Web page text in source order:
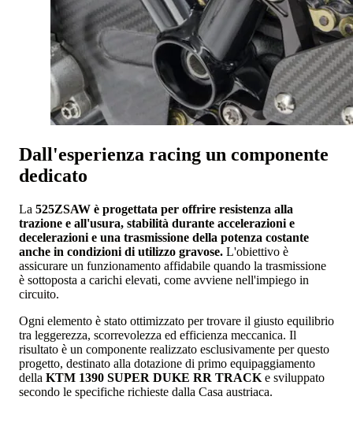
Dall'esperienza racing un componente
dedicato
La 525ZSAW è progettata per offrire resistenza alla
trazione e all'usura, stabilità durante accelerazioni e
decelerazioni e una trasmissione della potenza costante
anche in condizioni di utilizzo gravose. L'obiettivo è
assicurare un funzionamento affidabile quando la trasmissione
è sottoposta a carichi elevati, come avviene nell'impiego in
circuito.
Ogni elemento è stato ottimizzato per trovare il giusto equilibrio
tra leggerezza, scorrevolezza ed efficienza meccanica. Il
risultato è un componente realizzato esclusivamente per questo
progetto, destinato alla dotazione di primo equipaggiamento
della KTM 1390 SUPER DUKE RR TRACK e sviluppato
secondo le specifiche richieste dalla Casa austriaca.